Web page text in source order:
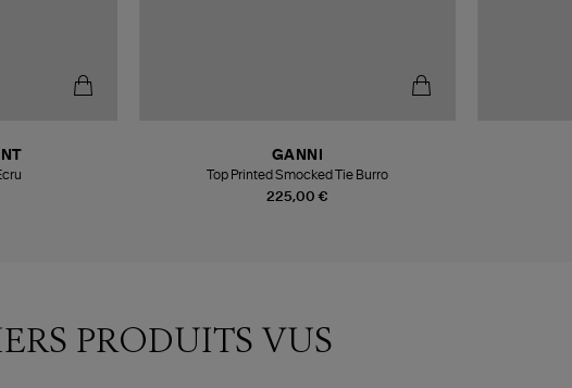
225,00 €
GANNI
Top Printed Smocked Tie Burro
PRODUITS VUS